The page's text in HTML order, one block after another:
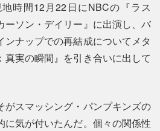
時間12月22日にNBCの『ラス
ーソン・デイリー』に出演し、バ
ンナップでの再結成についてメタ
真実の瞬間』を引き合いに出して
がスマッシング・パンプキンズの
に気が付いたんだ。個々の関係性